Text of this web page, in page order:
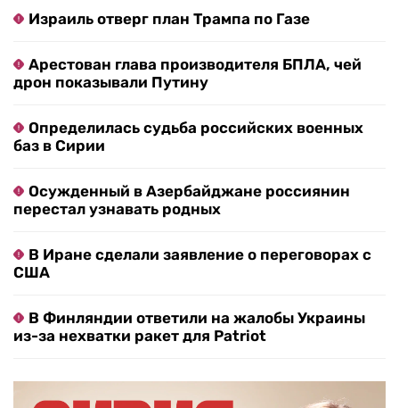
Израиль отверг план Трампа по Газе
Арестован глава производителя БПЛА, чей
дрон показывали Путину
Определилась судьба российских военных
баз в Сирии
Осужденный в Азербайджане россиянин
перестал узнавать родных
В Иране сделали заявление о переговорах с
США
В Финляндии ответили на жалобы Украины
из-за нехватки ракет для Patriot